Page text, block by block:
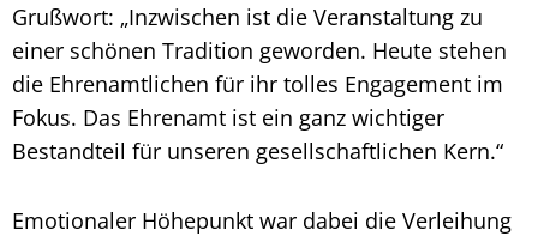
Grußwort: „Inzwischen ist die Veranstaltung zu
einer schönen Tradition geworden. Heute stehen
die Ehrenamtlichen für ihr tolles Engagement im
Fokus. Das Ehrenamt ist ein ganz wichtiger
Bestandteil für unseren gesellschaftlichen Kern.“
Emotionaler Höhepunkt war dabei die Verleihung